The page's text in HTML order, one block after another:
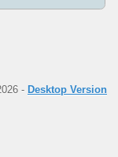
- Desktop Version